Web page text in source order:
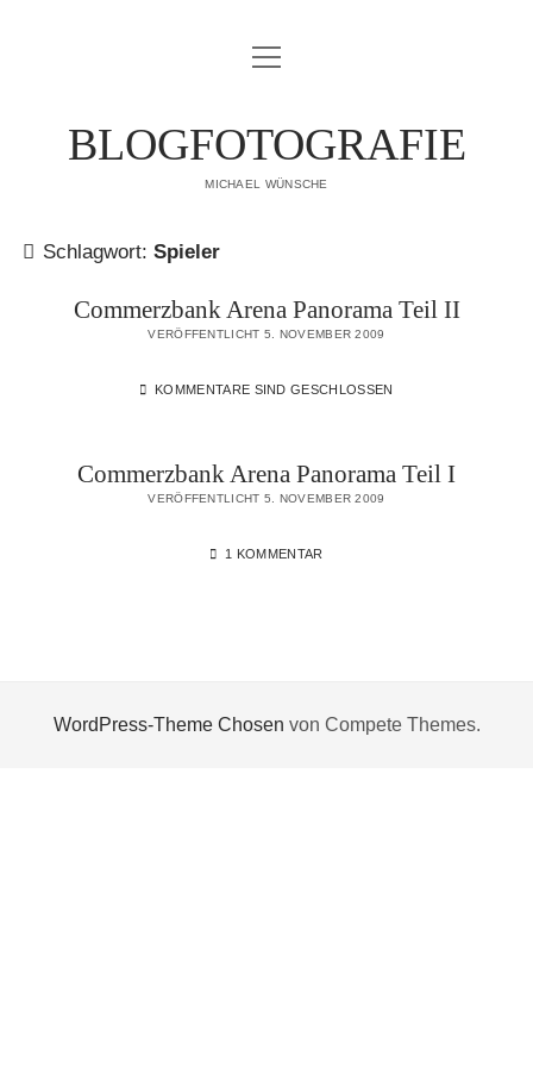
IMPRESSUM
Menü
öffnen
BLOGFOTOGRAFIE
MICHAEL WÜNSCHE
Schlagwort: Spieler
Commerzbank Arena Panorama Teil II
VERÖFFENTLICHT 5. NOVEMBER 2009
KOMMENTARE SIND GESCHLOSSEN
Commerzbank Arena Panorama Teil I
VERÖFFENTLICHT 5. NOVEMBER 2009
1 KOMMENTAR
WordPress-Theme Chosen von Compete Themes.